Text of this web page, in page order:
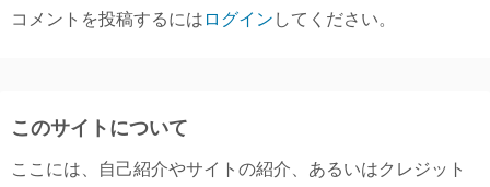
コメントを投稿するには ログイン してください。
このサイトについて
ここには、自己紹介やサイトの紹介、あるいはクレジット